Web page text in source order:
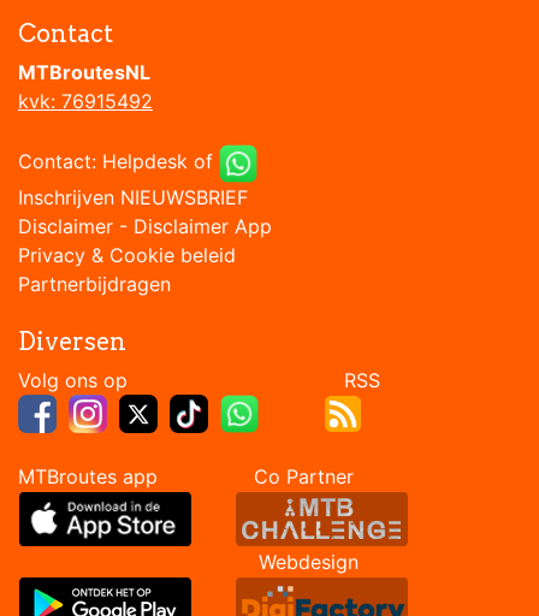
Contact
MTBroutesNL
kvk: 76915492
Contact: Helpdesk of
Inschrijven NIEUWSBRIEF
Disclaimer - Disclaimer App
Privacy & Cookie beleid
Partnerbijdragen
Diversen
Volg ons op RSS
MTBroutes app Co Partner
Webdesign